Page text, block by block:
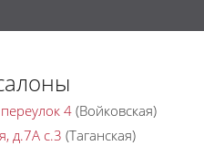
4(Войковская)
д.7A с.3 (Таганская)